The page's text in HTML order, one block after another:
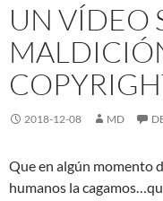
UN VÍDEO
2018-12-08 MD
Que en algún momento
humanos la